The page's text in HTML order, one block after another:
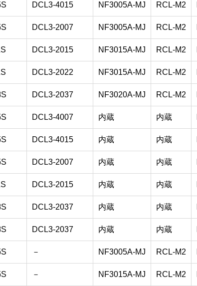
DCL3-4015 NF3005A-MJ RCL-M2
DCL3-2007 NF3005A-MJ RCL-M2
DCL3-2015 NF3015A-MJ RCL-M2
DCL3-2022 NF3015A-MJ RCL-M2
DCL3-2037 NF3020A-MJ RCL-M2
DCL3-4007 内蔵 内蔵
DCL3-4015 内蔵 内蔵
DCL3-2007 内蔵 内蔵
DCL3-2015 内蔵 内蔵
DCL3-2037 内蔵 内蔵
DCL3-2037 内蔵 内蔵
－ NF3005A-MJ RCL-M2
－ NF3015A-MJ RCL-M2